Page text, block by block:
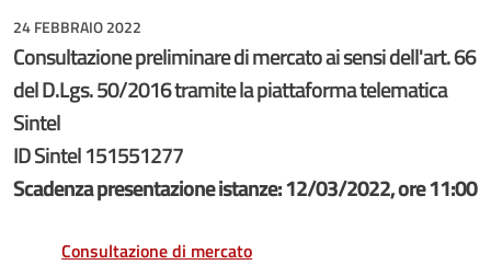
24 FEBBRAIO 2022
Consultazione preliminare di mercato ai sensi dell'art. 66
del D.Lgs. 50/2016 tramite la piattaforma telematica
Sintel
ID Sintel 151551277
Scadenza presentazione istanze: 12/03/2022, ore 11:00
Consultazione di mercato